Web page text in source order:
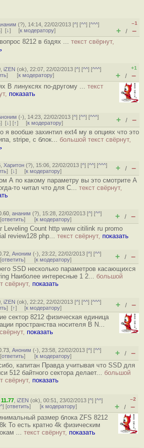
(?), 14:14, 22/02/2013 [^] [^^] [^^^]
] [↓] [к модератору]
–1
+ / –
8212 в бздях ... текст свёрнут,
,iZEN (ok), 22:07, 22/02/2013 [^] [^^] [^^^]
] [к модератору]
+1
+ / –
В линуксях по-другому ... текст
показать
(-), 14:23, 22/02/2013 [^] [^^] [^^^]
] [↓] [↑] [к модератору] + / –
я вообше захинтил ext4 му в опциях что это
stripe, с блок... большой текст свёрнут,
,Харитон (?), 15:06, 22/02/2013 [^] [^^] [^^^]
] [↓] [к модератору] + / –
А по какому параметру вы это смотрите А
то читал что для С... текст свёрнут,
,ананим (?), 15:28, 22/02/2013 [^] [^^]
ответить] [к модератору] + / –
Leveling Count http www citilink ru promo
review128 php... текст свёрнут, показать
,Аноним (-), 23:22, 22/02/2013 [^] [^^]
ответить] [к модератору] + / –
SSD несколько параметров касающихся
Наиболее интересные 1 2... большой
свёрнут, показать
,iZEN (ok), 22:22, 22/02/2013 [^] [^^] [^^^]
] [↑] [к модератору] + / –
сектор 8212 физическая единица
пространства носителя В N...
показать
,Аноним (-), 23:58, 22/02/2013 [^] [^^]
ответить] [к модератору] + / –
капитан Правда учитывая что SSD для
512 байтного сектора делает... большой
свёрнут, показать
11.77 ,iZEN (ok), 00:51, 23/02/2013 [^] [^^]
] [ответить] [к модератору]
–2
+ / –
размер блока ZFS 8212
То есть кратно 4k физическим
... текст свёрнут, показать